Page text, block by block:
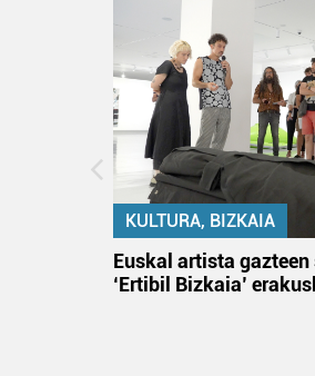
KULTURA, BIZKAIA
Euskal artista
‘Ertibil Bizkaia’